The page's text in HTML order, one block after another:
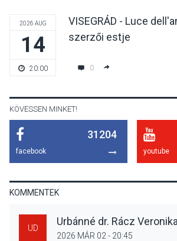
KÖZÉLET
2026 AUG
14
20:00
VISEGRÁD - Luce
szerzői estje
0
KÖVESSEN MINKET!
31204
facebook youtube
KOMMENTEK
UD
Urbánné dr. Rácz Veronika
2026 MÁR 02 - 20:45